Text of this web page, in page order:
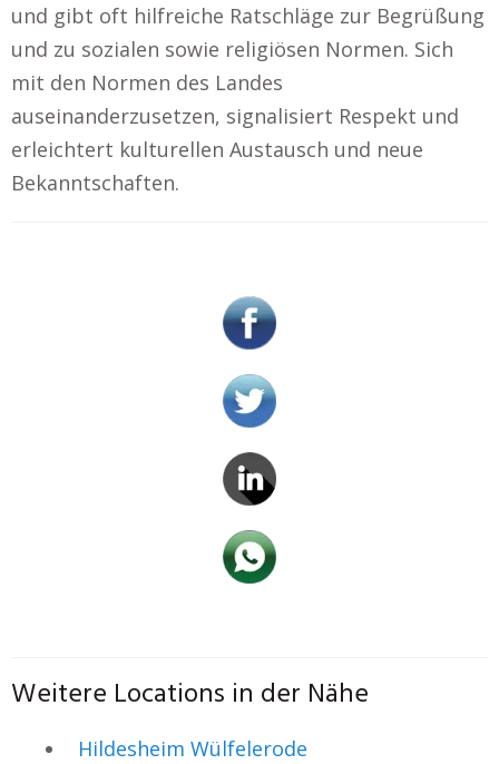
und gibt oft hilfreiche Ratschläge zur Begrüßung
und zu sozialen sowie religiösen Normen. Sich
mit den Normen des Landes
auseinanderzusetzen, signalisiert Respekt und
erleichtert kulturellen Austausch und neue
Bekanntschaften.
Weitere Locations in der Nähe
Hildesheim Wülfelerode